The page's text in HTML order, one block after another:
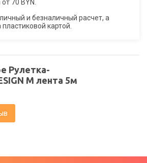
70 BYN.
и безналичный расчет, а
картой.
Рулетка-
M лента 5м